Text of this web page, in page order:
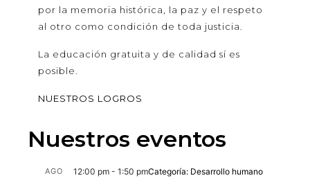
por la memoria histórica, la paz y el respeto
al otro como condición de toda justicia.
La educación gratuita y de calidad sí es
posible.
NUESTROS LOGROS
Nuestros eventos
AGO 12:00 pm - 1:50 pmCategoría: Desarrollo humano